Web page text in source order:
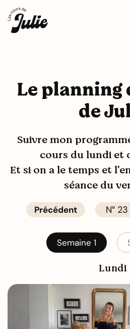
Le planning
de
Suivre mon
cours du lundi et
Et si on a le temps et
séance du
Précédent
Semaine 1
Lundi